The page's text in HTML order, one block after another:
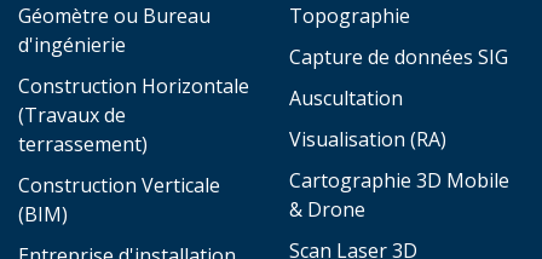
Géomètre ou Bureau
d'ingénierie
Construction Horizontale
(Travaux de
terrassement)
Construction Verticale
(BIM)
Topographie
Capture de données SIG
Auscultation
Visualisation (RA)
Cartographie 3D Mobile
& Drone
Scan Laser 3D